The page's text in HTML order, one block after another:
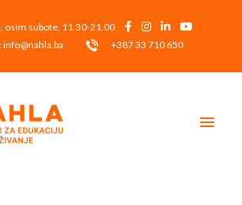
subote, 11.30-21.00
info@nahla.ba
+387 33 710 650